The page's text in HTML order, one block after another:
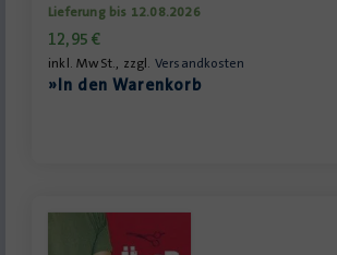
Lieferung bis 12.08.2026
12,95€
inkl. MwSt., zzgl. Versandkosten
»In den Warenkorb